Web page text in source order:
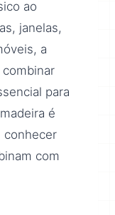
ao
janelas,
a
para
é
conhecer
com